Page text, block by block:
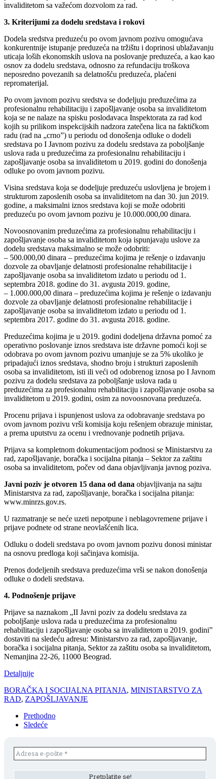
invaliditetom sa važećom dozvolom za rad.
3. Kriterijumi za dodelu sredstava i rokovi
Dodela sredstva preduzeću po ovom javnom pozivu omogućava
konkurentnije istupanje preduzeća na tržištu i doprinosi ublažavanju
uticaja loših ekonomskih uslova na poslovanje preduzeća, a kao kao
osnov za dodelu sredstava, odnosno za refundaciju troškova
neposredno povezanih sa delatnošću preduzeća, plaćeni
repromaterijal.
Po ovom javnom pozivu sredstva se dodeljuju preduzećima za
profesionalnu rehabilitaciju i zapošljavanje osoba sa invaliditetom
koja se ne nalaze na spisku poslodavaca Inspektorata za rad kod
kojih su prilikom inspekcijskih nadzora zatečena lica na faktičkom
radu (rad na „crno”) u periodu od donošenja odluke o dodeli
sredstava po I Javnom pozivu za dodelu sredstava za poboljšanje
uslova rada u preduzećima za profesionalnu rehabilitaciju i
zapošljavanje osoba sa invaliditetom u 2019. godini do donošenja
odluke po ovom javnom pozivu.
Visina sredstava koja se dodeljuje preduzeću uslovljena je brojem i
strukturom zaposlenih osoba sa invaliditetom na dan 30. jun 2019.
godine, a maksimalni iznos sredstava koji se može odobriti
preduzeću po ovom javnom pozivu je 10.000.000,00 dinara.
Novoosnovanim preduzećima za profesionalnu rehabilitaciju i
zapošljavanje osoba sa invaliditetom koja ispunjavaju uslove za
dodelu sredstava maksimalno se može odobriti:
– 500.000,00 dinara – preduzećima kojima je rešenje o izdavanju
dozvole za obavljanje delatnosti profesionalne rehabilitacije i
zapošljavanje osoba sa invaliditetom izdato u periodu od 1.
septembra 2018. godine do 31. avgusta 2019. godine,
– 1.000.000,00 dinara – preduzećima kojima je rešenje o izdavanju
dozvole za obavljanje delatnosti profesionalne rehabilitacije i
zapošljavanje osoba sa invaliditetom izdato u periodu od 1.
septembra 2017. godine do 31. avgusta 2018. godine.
Preduzećima kojima je u 2019. godini dodeljena državna pomoć za
operativno poslovanje iznos sredstava iste državne pomoći koji se
odobrava po ovom javnom pozivu umanjuje se za 5% ukoliko je
pripadajući iznos sredstava, shodno broju i strukturi zaposlenih
osoba sa invaliditetom, isti ili veći od odobrenog iznosa po I Javnom
pozivu za dodelu sredstava za poboljšanje uslova rada u
preduzećima za profesionalnu rehabilitaciju i zapošljavanje osoba sa
invaliditetom u 2019. godini, osim za novoosnovana preduzeća.
Procenu prijava i ispunjenost uslova za odobravanje sredstava po
ovom javnom pozivu vrši komisija koju rešenjem obrazuje ministar,
a prema uputstvu za ocenu i vrednovanje podnetih prijava.
Prijava sa kompletnom dokumentacijom podnosi se Ministarstvu za
rad, zapošljavanje, boračka i socijalna pitanja – Sektor za zaštitu
osoba sa invaliditetom, počev od dana objavljivanja javnog poziva.
Javni poziv je otvoren 15 dana od dana objavljivanja na sajtu
Ministarstva za rad, zapošljavanje, boračka i socijalna pitanja:
www.minrzs.gov.rs.
U razmatranje se neće uzeti nepotpune i neblagovremene prijave i
prijave podnete od strane neovlašćenih lica.
Odluku o dodeli sredstava po ovom javnom pozivu donosi ministar
na osnovu predloga koji sačinjava komisija.
Prenos dodeljenih sredstava preduzećima vrši se nakon donošenja
odluke o dodeli sredstava.
4. Podnošenje prijave
Prijave sa naznakom „II Javni poziv za dodelu sredstava za
poboljšanje uslova rada u preduzećima za profesionalnu
rehabilitaciju i zapošljavanje osoba sa invaliditetom u 2019. godini”
dostaviti na sledeću adresu: Ministarstvo za rad, zapošljavanje,
boračka i socijalna pitanja, Sektor za zaštitu osoba sa invaliditetom,
Nemanjina 22-26, 11000 Beograd.
Detaljnije
BORAČKA I SOCIJALNA PITANJA, MINISTARSTVO ZA
RAD, ZAPOŠLJAVANJE
Prethodno
Sledeće